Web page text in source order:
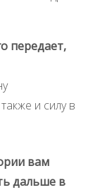
передает,
и силу в
вам
дальше в